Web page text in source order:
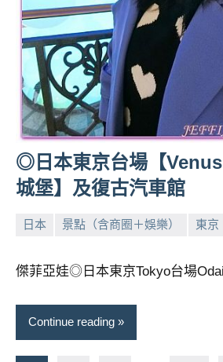
◎日本東京台場【
城堡】及復古汽車館
日本 景點（含商圈＋娛樂） 東京
傑菲亞娃◎日本東京Tokyo台場
Continue reading